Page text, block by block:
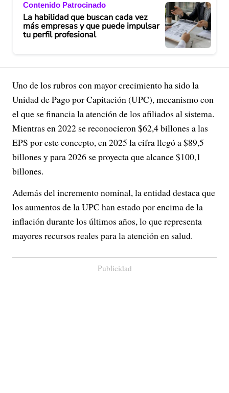
Contenido Patrocinado
La habilidad que buscan cada vez
más empresas y que puede impulsar
tu perfil profesional
Uno de los rubros con mayor crecimiento ha sido la
Unidad de Pago por Capitación (UPC), mecanismo con
el que se financia la atención de los afiliados al sistema.
Mientras en 2022 se reconocieron $62,4 billones a las
EPS por este concepto, en 2025 la cifra llegó a $89,5
billones y para 2026 se proyecta que alcance $100,1
billones.
Además del incremento nominal, la entidad destaca que
los aumentos de la UPC han estado por encima de la
inflación durante los últimos años, lo que representa
mayores recursos reales para la atención en salud.
Publicidad